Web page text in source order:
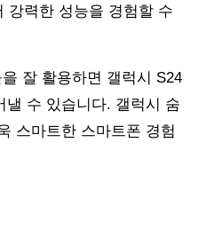
강력한 성능을 경험할 수
잘 활용하면 갤럭시 S24
낼 수 있습니다. 갤럭시 숨
스마트한 스마트폰 경험